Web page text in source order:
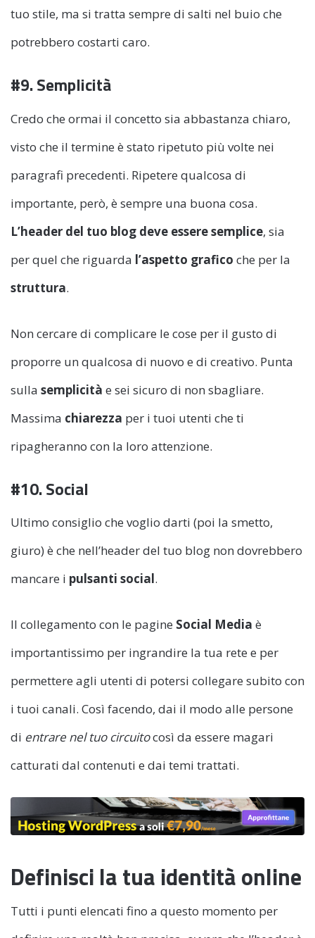
tuo stile, ma si tratta sempre di salti nel buio che
potrebbero costarti caro.
#9. Semplicità
Credo che ormai il concetto sia abbastanza chiaro,
visto che il termine è stato ripetuto più volte nei
paragrafi precedenti. Ripetere qualcosa di
importante, però, è sempre una buona cosa.
L’header del tuo blog deve essere semplice, sia
per quel che riguarda l’aspetto grafico che per la
struttura.
Non cercare di complicare le cose per il gusto di
proporre un qualcosa di nuovo e di creativo. Punta
sulla semplicità e sei sicuro di non sbagliare.
Massima chiarezza per i tuoi utenti che ti
ripagheranno con la loro attenzione.
#10. Social
Ultimo consiglio che voglio darti (poi la smetto,
giuro) è che nell’header del tuo blog non dovrebbero
mancare i pulsanti social.
Il collegamento con le pagine Social Media è
importantissimo per ingrandire la tua rete e per
permettere agli utenti di potersi collegare subito con
i tuoi canali. Così facendo, dai il modo alle persone
di entrare nel tuo circuitocosì da essere magari
catturati dal contenuti e dai temi trattati.
Definisci la tua identità online
Tutti i punti elencati fino a questo momento per